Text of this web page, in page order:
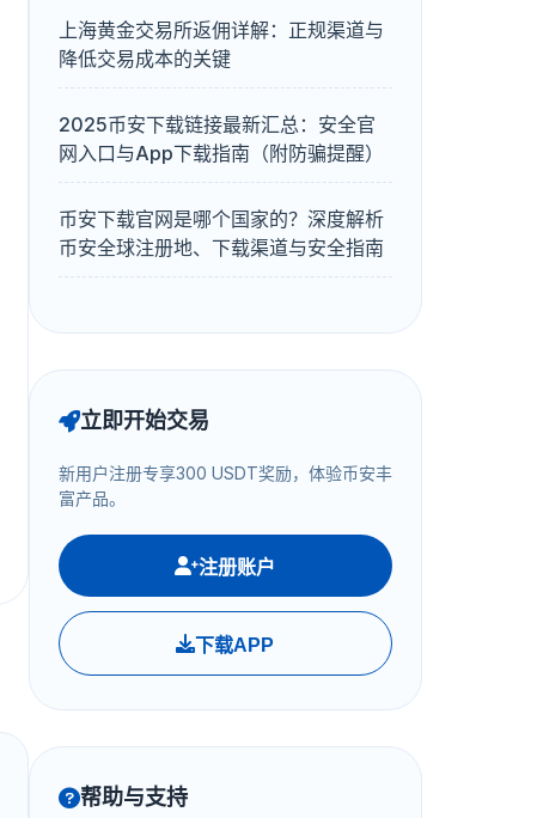
上海黄金交易所返佣详解：正规渠道与
降低交易成本的关键
2025币安下载链接最新汇总：安全官
网入口与App下载指南（附防骗提醒）
币安下载官网是哪个国家的？深度解析
币安全球注册地、下载渠道与安全指南
立即开始交易
新用户注册专享300 USDT奖励，体验币安丰
富产品。
注册账户
下载APP
帮助与支持